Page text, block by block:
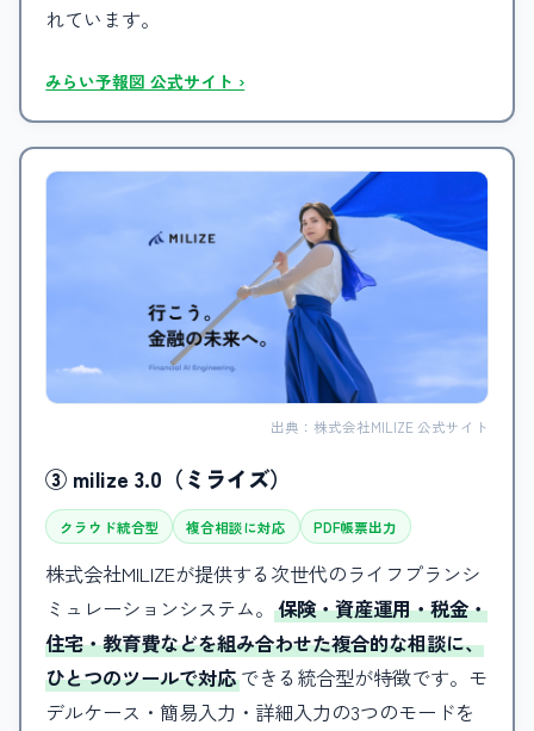
れています。
みらい予報図 公式サイト ›
出典：株式会社MILIZE 公式サイト
③ milize 3.0（ミライズ）
クラウド統合型 複合相談に対応 PDF帳票出力
株式会社MILIZEが提供する次世代のライフプランシ
ミュレーションシステム。保険・資産運用・税金・
住宅・教育費などを組み合わせた複合的な相談に、
ひとつのツールで対応できる統合型が特徴です。モ
デルケース・簡易入力・詳細入力の3つのモードを